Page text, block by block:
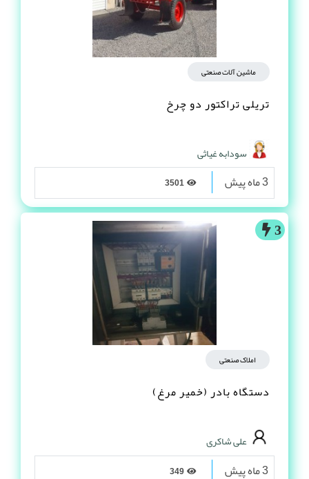
ماشین آلات صنعتی
تریلی تراکتور دو چرخ
سودابه غیاثی
3 ماه پیش
3
املاک صنعتی
دستگاه بادر (خمیر مرغ)
علی شاکری
3 ماه پیش